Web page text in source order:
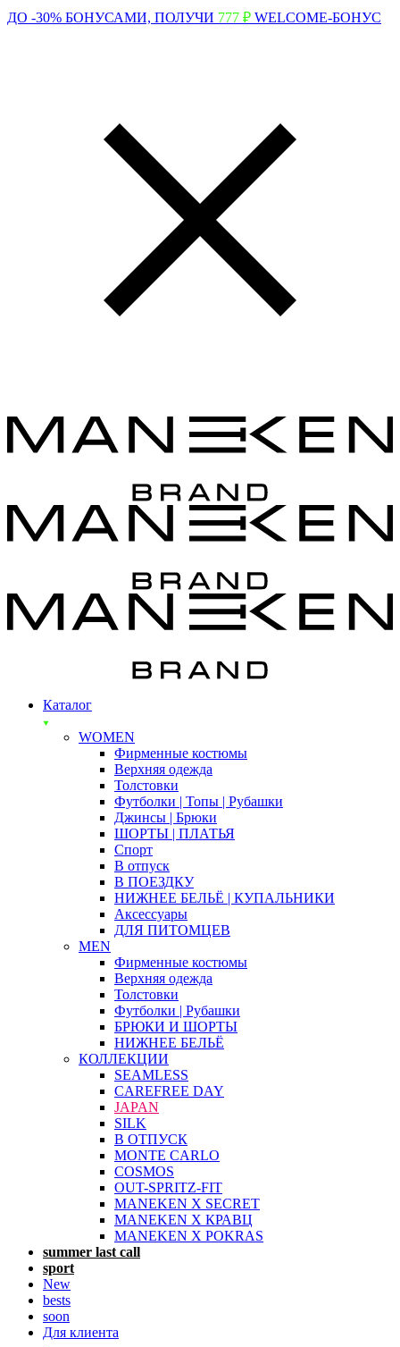
ДО -30% БОНУСАМИ, ПОЛУЧИ 777 ₽ WELCOME-БОНУС
Каталог
WOMEN
Фирменные костюмы
Верхняя одежда
Толстовки
Футболки | Топы | Рубашки
Джинсы | Брюки
ШОРТЫ | ПЛАТЬЯ
Спорт
В отпуск
В ПОЕЗДКУ
НИЖНЕЕ БЕЛЬЁ | КУПАЛЬНИКИ
Аксессуары
ДЛЯ ПИТОМЦЕВ
MEN
Фирменные костюмы
Верхняя одежда
Толстовки
Футболки | Рубашки
БРЮКИ И ШОРТЫ
НИЖНЕЕ БЕЛЬЁ
КОЛЛЕКЦИИ
SEAMLESS
CAREFREE DAY
JAPAN
SILK
В ОТПУСК
MONTE CARLO
COSMOS
OUT-SPRITZ-FIT
MANEKEN X SECRET
MANEKEN X КРАВЦ
MANEKEN X POKRAS
summer last call
sport
New
bests
soon
Для клиента